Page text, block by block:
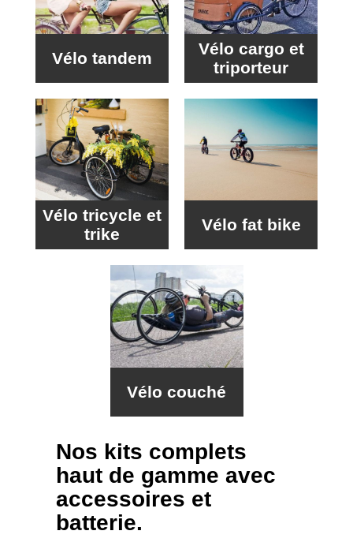
Vélo tandem
Vélo cargo et
triporteur
Vélo tricycle et
trike
Vélo fat bike
Vélo couché
Nos kits complets
haut de gamme avec
accessoires et
batterie.